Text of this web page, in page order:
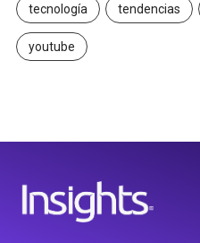
tecnología tendencias
youtube